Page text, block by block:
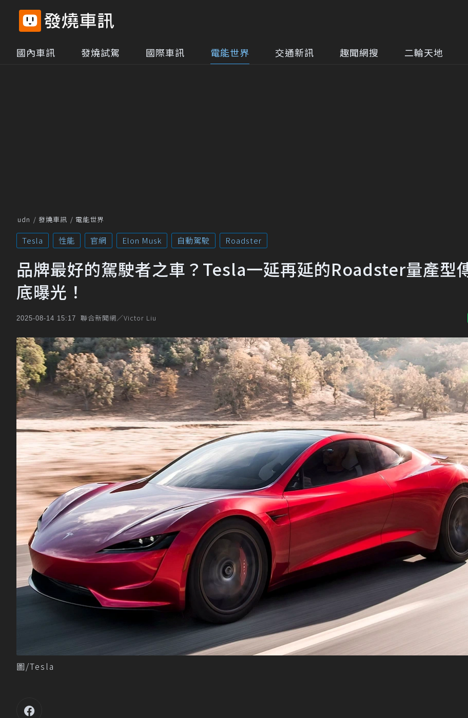
國內車訊 發燒試駕 國際車訊 電能世界 交通新訊 趣聞網搜 二輪天地
udn 發燒車訊 電能世界
Tesla 性能 官網 Elon Musk 自動駕駛 Roadster
品牌最好的駕駛者之車？Tesla一延再延的Roadster量產型
底曝光！
2025-08-14 15:17 聯合新聞網／Victor Liu
圖/Tesla